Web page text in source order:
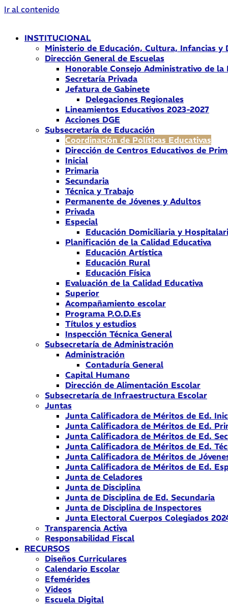
Ir al contenido
INSTITUCIONAL
Ministerio de Educación, Cultura, Infancias y
Dirección General de Escuelas
Honorable Consejo Administrativo de la
Secretaría Privada
Jefatura de Gabinete
Delegaciones Regionales
Lineamientos Educativos 2023-2027
Acciones DGE
Subsecretaría de Educación
Coordinación de Políticas Educativas
Dirección de Centros Educativos de
Inicial
Primaria
Secundaria
Técnica y Trabajo
Permanente de Jóvenes y Adultos
Privada
Especial
Educación Domiciliaria y
Planificación de la Calidad Educativa
Educación Artística
Educación Rural
Educación Física
Evaluación de la Calidad Educativa
Superior
Acompañamiento escolar
Programa P.O.D.Es
Títulos y estudios
Inspección Técnica General
Subsecretaría de Administración
Administración
Contaduría General
Capital Humano
Dirección de Alimentación Escolar
Subsecretaría de Infraestructura Escolar
Juntas
Junta Calificadora de Méritos de Ed.
Junta Calificadora de Méritos de Ed.
Junta Calificadora de Méritos de Ed.
Junta Calificadora de Méritos de Ed.
Junta Calificadora de Méritos de
Junta Calificadora de Méritos de Ed.
Junta de Celadores
Junta de Disciplina
Junta de Disciplina de Ed. Secundaria
Junta de Disciplina de Inspectores
Junta Electoral Cuerpos Colegiados
Transparencia Activa
Responsabilidad Fiscal
RECURSOS
Diseños Curriculares
Calendario Escolar
Efemérides
Videos
Escuela Digital